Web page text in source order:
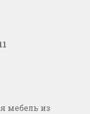
мебель из